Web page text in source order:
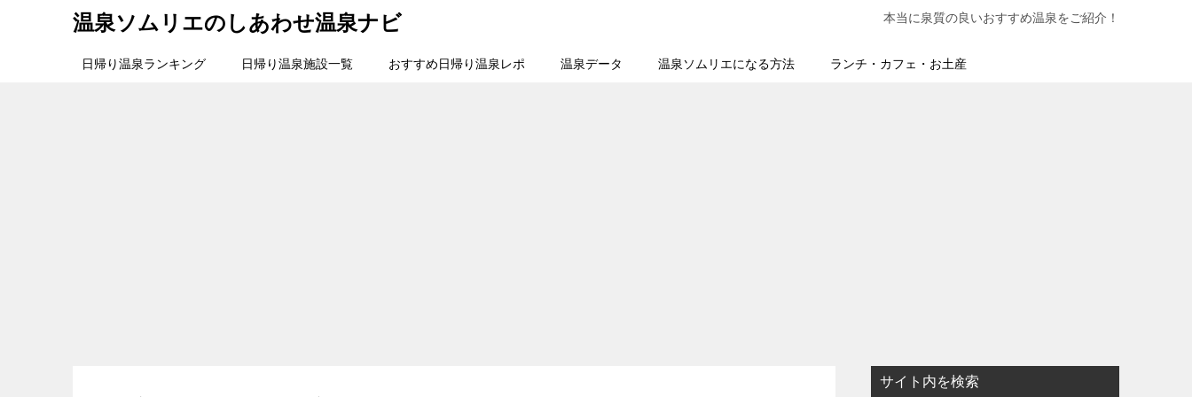
温泉ソムリエのしあわせ温泉ナビ 本当に泉質の良いおすすめ温泉をご紹介！
日帰り温泉ランキング 日帰り温泉施設一覧 おすすめ日帰り温泉レポ 温泉データ 温泉ソムリエになる方法 ランチ・カフェ・お土産
サイト内を検索